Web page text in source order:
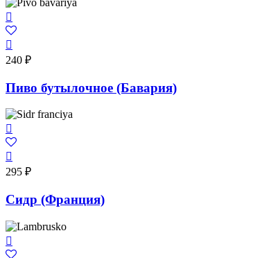
240 ₽
Пиво бутылочное (Бавария)
295 ₽
Сидр (Франция)